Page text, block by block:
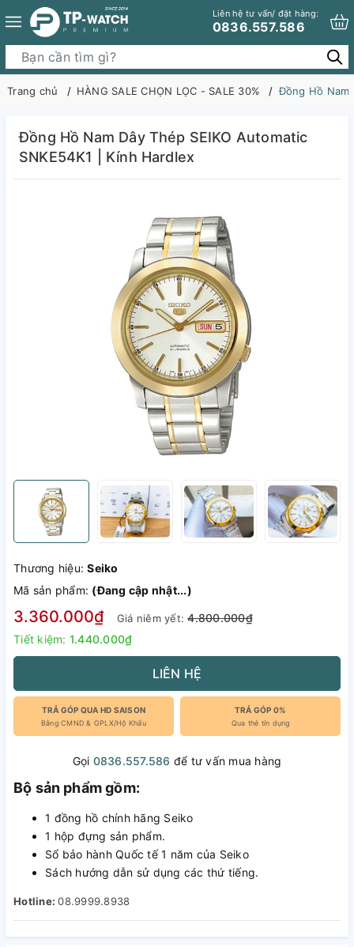
Liên hệ tư vấn/ đặt hàng:
0836.557.586
Trang chủ HÀNG SALE CHỌN LỌC - SALE 30% Đồng Hồ Nam
Đồng Hồ Nam Dây Thép SEIKO Automatic
SNKE54K1 | Kính Hardlex
Thương hiệu:Seiko
Mã sản phẩm: (Đang cập nhật...)
3.360.000₫ Giá niêm yết:4.800.000₫
Tiết kiệm: 1.440.000₫
LIÊN HỆ
TRẢ GÓP QUA HD SAISON
Bằng CMND & GPLX/Hộ Khẩu
TRẢ GÓP 0%
Qua thẻ tín dụng
Gọi 0836.557.586 để tư vấn mua hàng
Bộ sản phẩm gồm:
1 đồng hồ chính hãng Seiko
1 hộp đựng sản phẩm.
Sổ bảo hành Quốc tế 1 năm của Seiko
Sách hướng dẫn sử dụng các thứ tiếng.
Hotline:08.9999.8938